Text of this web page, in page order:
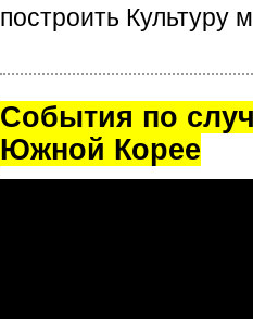
построить Культуру
Cобытия по
Южной Корее